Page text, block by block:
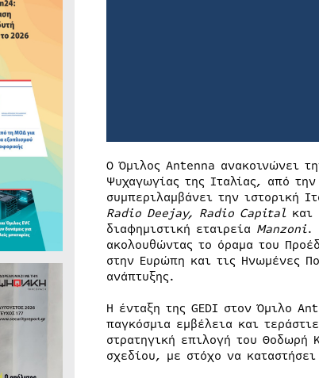
Ο Όμιλος Antenna ανακοινώνει
Ψυχαγωγίας της Ιταλίας, από
συμπεριλαμβάνει την ιστορική
Radio Deejay, Radio Capital και
διαφημιστική εταιρεία Manzoni.
ακολουθώντας το όραμα του
στην Ευρώπη και τις Ηνωμένες
ανάπτυξης.
Η ένταξη της GEDI στον Όμιλο
παγκόσμια εμβέλεια και
στρατηγική επιλογή του Θοδωρή
σχεδίου, με στόχο να